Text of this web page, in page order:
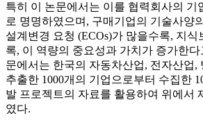
특히 이 논문에서는 이를 협력회사의 기
로 명명하였으며, 구매기업의 기술사양
설계변경 요청 (ECOs)가 많을수록, 지식
록, 이 역량의 중요성과 가치가 증가한
문에서는 한국의 자동차산업, 전자산업,
추출한 1000개의 기업으로부터 수집한
발 프로젝트의 자료를 활용하여 위에서
였다.